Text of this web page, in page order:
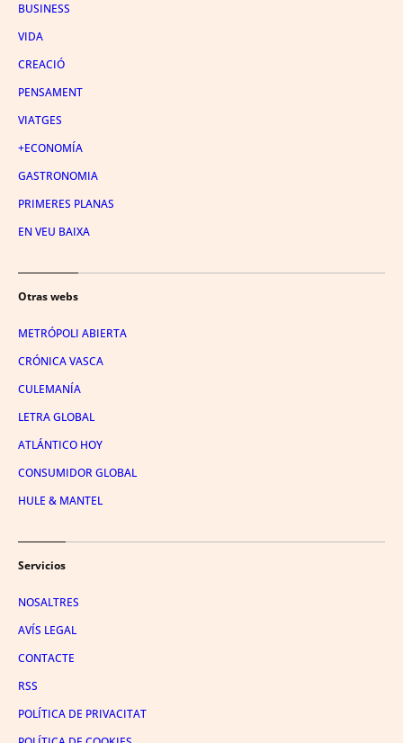
BUSINESS
VIDA
CREACIÓ
PENSAMENT
VIATGES
+ECONOMÍA
GASTRONOMIA
PRIMERES PLANAS
EN VEU BAIXA
Otras webs
METRÓPOLI ABIERTA
CRÓNICA VASCA
CULEMANÍA
LETRA GLOBAL
ATLÁNTICO HOY
CONSUMIDOR GLOBAL
HULE & MANTEL
Servicios
NOSALTRES
AVÍS LEGAL
CONTACTE
RSS
POLÍTICA DE PRIVACITAT